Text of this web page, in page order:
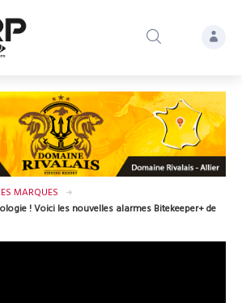
MARQUES
! Voici les nouvelles alarmes Bitekeeper+ de